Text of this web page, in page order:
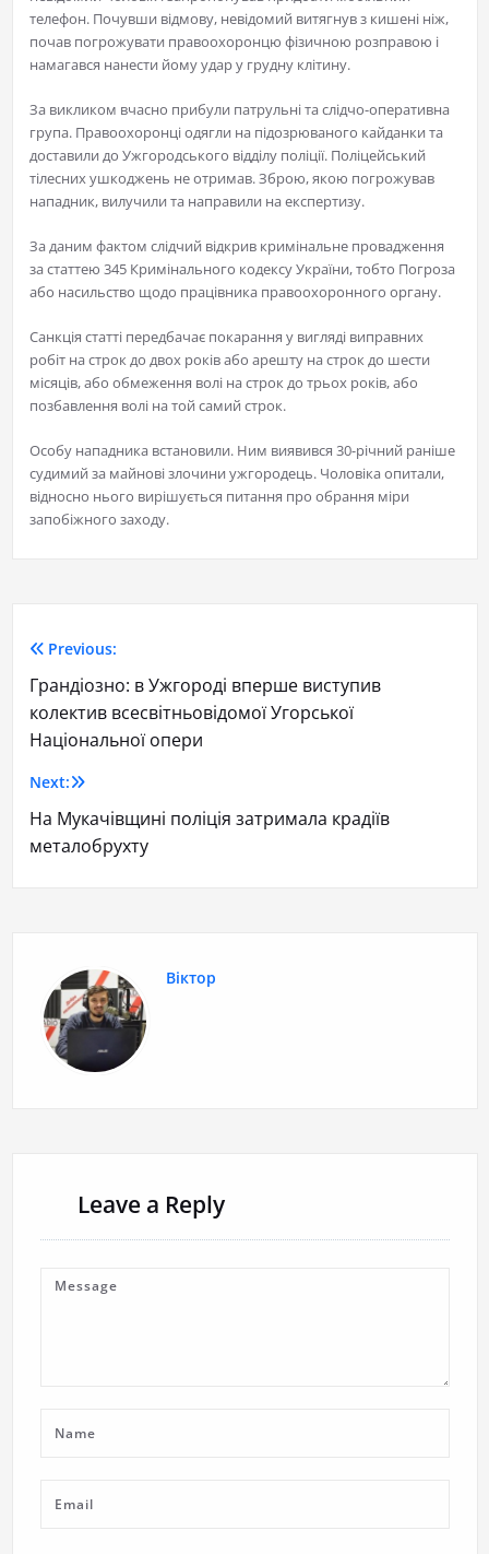
телефон. Почувши відмову, невідомий витягнув з кишені ніж,
почав погрожувати правоохоронцю фізичною розправою і
намагався нанести йому удар у грудну клітину.
За викликом вчасно прибули патрульні та слідчо-оперативна
група. Правоохоронці одягли на підозрюваного кайданки та
доставили до Ужгородського відділу поліції. Поліцейський
тілесних ушкоджень не отримав. Зброю, якою погрожував
нападник, вилучили та направили на експертизу.
За даним фактом слідчий відкрив кримінальне провадження
за статтею 345 Кримінального кодексу України, тобто Погроза
або насильство щодо працівника правоохоронного органу.
Санкція статті передбачає покарання у вигляді виправних
робіт на строк до двох років або арешту на строк до шести
місяців, або обмеження волі на строк до трьох років, або
позбавлення волі на той самий строк.
Особу нападника встановили. Ним виявився 30-річний раніше
судимий за майнові злочини ужгородець. Чоловіка опитали,
відносно нього вирішується питання про обрання міри
запобіжного заходу.
Previous:
Грандіозно: в Ужгороді вперше виступив
колектив всесвітньовідомої Угорської
Національної опери
Next:
На Мукачівщині поліція затримала крадіїв
металобрухту
Віктор
Leave a Reply